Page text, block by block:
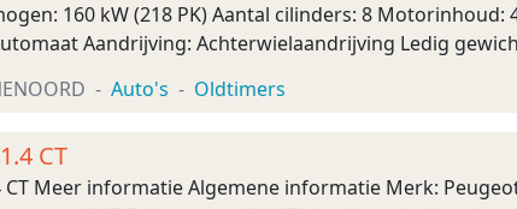
160 kW (218 PK) Aantal cilinders: 8 Motorinhoud:
Aandrijving: Achterwielaandrijving Ledig
Auto's Oldtimers
CT
CT Meer informatie Algemene informatie Merk: